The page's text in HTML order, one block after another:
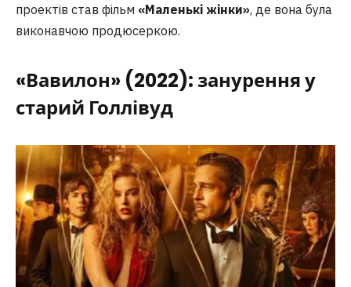
проектів став фільм «Маленькі жінки», де вона була
виконавчою продюсеркою.
«Вавилон» (2022): занурення у
старий Голлівуд